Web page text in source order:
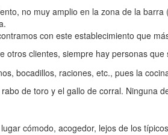
no muy amplio en la zona de la
con este establecimiento que
otros clientes, siempre hay personas
bocadillos, raciones, etc., pues la
de toro y el gallo de corral. Ninguna
cómodo, acogedor, lejos de los